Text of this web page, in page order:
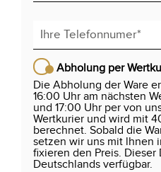
Abholung per
Die Abholung der Ware
16:00 Uhr am nächsten
und 17:00 Uhr per von
Wertkurier und wird mit
berechnet. Sobald die
setzen wir uns mit lhnen
fixieren den Preis.
Deutschlands verfügbar.